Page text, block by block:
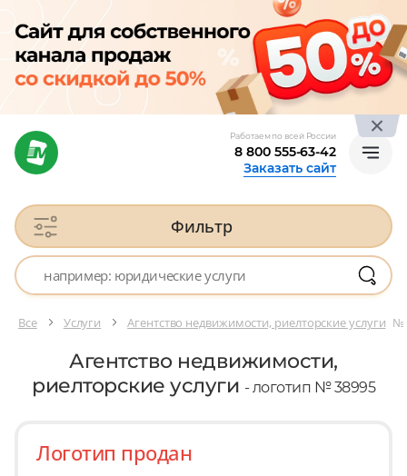
Работаем по всей России
8 800 555-63-42
Заказать сайт
Фильтр
Все Услуги Агентство недвижимости, риелторские услуги №
Агентство недвижимости,
риелторские услуги - логотип № 38995
Логотип продан